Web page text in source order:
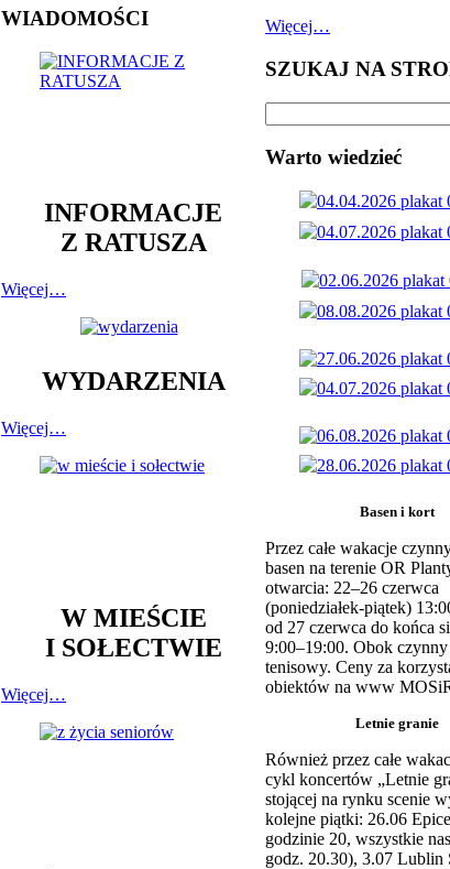
WIADOMOŚCI
INFORMACJE
Z RATUSZA
Więcej…
WYDARZENIA
Więcej…
W MIEŚCIE
I SOŁECTWIE
Więcej…
Więcej…
SZUKAJ NA
Warto wiedzieć
Basen i kort
Przez całe wakacje
basen na terenie OR
otwarcia: 22–26 czerwca
(poniedziałek-piątek)
od 27 czerwca do końca
9:00–19:00. Obok
tenisowy. Ceny za
obiektów na www
Letnie granie
Również przez całe
cykl koncertów „Letnie
stojącej na rynku scenie
kolejne piątki: 26.06
godzinie 20, wszystkie
godz. 20.30), 3.07 Lublin